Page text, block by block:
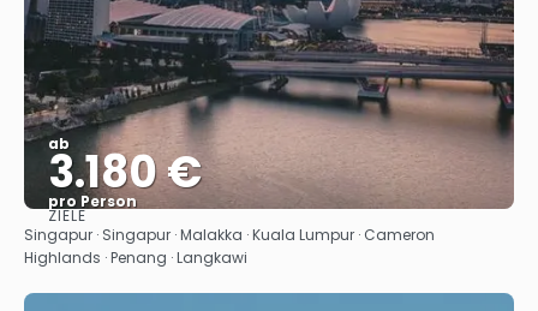
ab
3.180 €
pro Person
Sehen
ZIELE
Singapur · Singapur · Malakka · Kuala Lumpur · Cameron
Highlands · Penang · Langkawi